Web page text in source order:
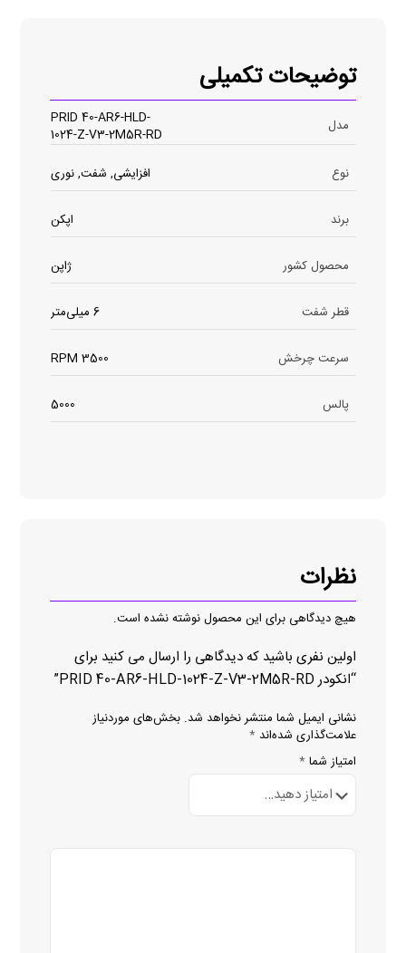
توضیحات تکمیلی
مدل
PRID 40-AR6-HLD-
1024-Z-V3-2M5R-RD
نوع
افزایشی, شفت, نوری
برند اپکن
محصول کشور ژاپن
قطر شفت 6 میلی‌متر
سرعت چرخش 3500 RPM
پالس 5000
نظرات
هیچ دیدگاهی برای این محصول نوشته نشده است.
اولین نفری باشید که دیدگاهی را ارسال می کنید برای
“انکودر PRID 40-AR6-HLD-1024-Z-V3-2M5R-RD”
نشانی ایمیل شما منتشر نخواهد شد. بخش‌های موردنیاز
علامت‌گذاری شده‌اند *
امتیاز شما *